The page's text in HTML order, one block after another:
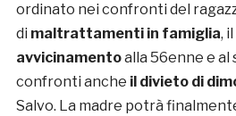
ordinato nei confronti del
di maltrattamenti in famiglia, il
avvicinamentoalla 56enne e al
confronti anche il divieto di
Salvo. La madre potrà